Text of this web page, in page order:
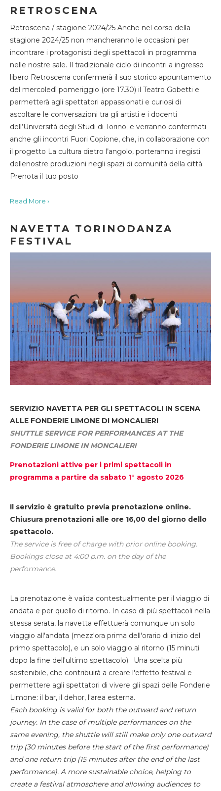
RETROSCENA
Retroscena / stagione 2024/25 Anche nel corso della
stagione 2024/25 non mancheranno le occasioni per
incontrare i protagonisti degli spettacoli in programma
nelle nostre sale. Il tradizionale ciclo di incontri a ingresso
libero Retroscena confermerà il suo storico appuntamento
del mercoledì pomeriggio (ore 17.30) il Teatro Gobetti e
permetterà agli spettatori appassionati e curiosi di
ascoltare le conversazioni tra gli artisti e i docenti
dell’Università degli Studi di Torino; e verranno confermati
anche gli incontri Fuori Copione, che, in collaborazione con
il progetto La cultura dietro l’angolo, porteranno i registi
dellenostre produzioni negli spazi di comunità della città.
Prenota il tuo posto
Read More ›
NAVETTA TORINODANZA
FESTIVAL
SERVIZIO NAVETTA PER GLI SPETTACOLI IN SCENA
ALLE FONDERIE LIMONE DI MONCALIERI
SHUTTLE SERVICE FOR PERFORMANCES AT THE
FONDERIE LIMONE IN MONCALIERI
Prenotazioni attive per i primi spettacoli in
programma a partire da sabato 1° agosto 2026
Il servizio è gratuito previa prenotazione online.
Chiusura prenotazioni alle ore 16,00 del giorno dello
spettacolo.
The service is free of charge with prior online booking.
Bookings close at 4:00 p.m. on the day of the
performance.
La prenotazione è valida contestualmente per il viaggio di
andata e per quello di ritorno. In caso di più spettacoli nella
stessa serata, la navetta effettuerà comunque un solo
viaggio all'andata (mezz'ora prima dell'orario di inizio del
primo spettacolo), e un solo viaggio al ritorno (15 minuti
dopo la fine dell'ultimo spettacolo). Una scelta più
sostenibile, che contribuirà a creare l'effetto festival e
permettere agli spettatori di vivere gli spazi delle Fonderie
Limone: il bar, il dehor, l'area esterna.
Each booking is valid for both the outward and return
journey. In the case of multiple performances on the
same evening, the shuttle will still make only one outward
trip (30 minutes before the start of the first performance)
and one return trip (15 minutes after the end of the last
performance). A more sustainable choice, helping to
create a festival atmosphere and allowing audiences to